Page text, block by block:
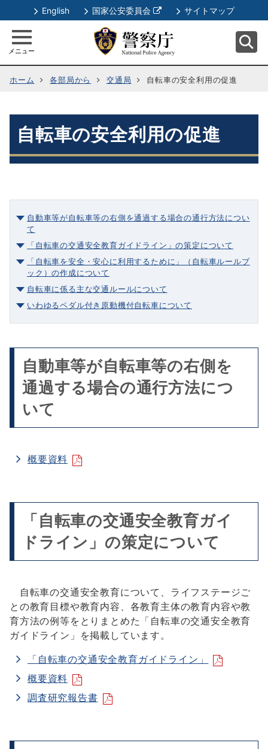
English 国家公安委員会
別
ウ
ィ
ン
ド
ウ
く
サイトマップ
メニュー
ホーム 各部局から 交通局 自転車の安全利用の促進
自転車の安全利用の促進
自動車等が自転車等の右側を通過する場合の通行方法につい
て
「自転車の交通安全教育ガイドライン」の策定について
「自転車を安全・安心に利用するために」（自転車ルールブ
ック）の作成について
自転車に係る主な交通ルールについて
いわゆるペダル付き原動機付自転車について
自動車等が自転車等の右側を
通過する場合の通行方法につ
いて
概要資料
「自転車の交通安全教育ガイ
ドライン」の策定について
自転車の交通安全教育について、ライフステージご
との教育目標や教育内容、各教育主体の教育内容や教
育方法の例等をとりまとめた「自転車の交通安全教育
ガイドライン」を掲載しています。
「自転車の交通安全教育ガイドライン」
概要資料
調査研究報告書